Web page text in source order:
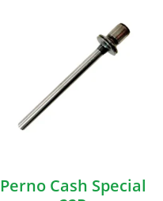
Perno Cash Special